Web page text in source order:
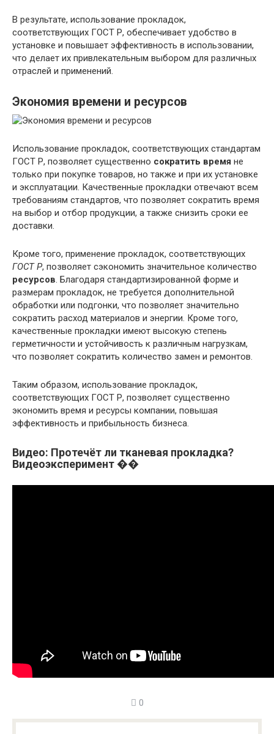
В результате, использование прокладок,
соответствующих ГОСТ Р, обеспечивает удобство в
установке и повышает эффективность в использовании,
что делает их привлекательным выбором для различных
отраслей и применений.
Экономия времени и ресурсов
Использование прокладок, соответствующих стандартам
ГОСТ Р, позволяет существенно сократить время не
только при покупке товаров, но также и при их установке
и эксплуатации. Качественные прокладки отвечают всем
требованиям стандартов, что позволяет сократить время
на выбор и отбор продукции, а также снизить сроки ее
доставки.
Кроме того, применение прокладок, соответствующих
ГОСТ Р, позволяет сэкономить значительное количество
ресурсов. Благодаря стандартизированной форме и
размерам прокладок, не требуется дополнительной
обработки или подгонки, что позволяет значительно
сократить расход материалов и энергии. Кроме того,
качественные прокладки имеют высокую степень
герметичности и устойчивость к различным нагрузкам,
что позволяет сократить количество замен и ремонтов.
Таким образом, использование прокладок,
соответствующих ГОСТ Р, позволяет существенно
экономить время и ресурсы компании, повышая
эффективность и прибыльность бизнеса.
Видео: Протечёт ли тканевая прокладка?
Видеоэксперимент ��
0